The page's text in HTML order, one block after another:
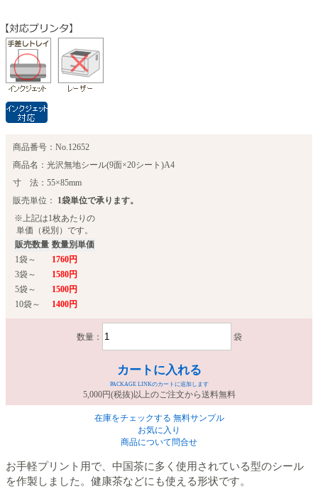
商品番号：No.12652
商品名：光沢無地シール(9面×20シート)A4
寸 法：55×85mm
販売単位：
1袋単位で承ります。
※上記は1枚あたりの
単価（税別）です。
販売数量 数量別単価
1袋～
1760円
3袋～
1580円
5袋～
1500円
10袋～
1400円
数量： 袋
カートに入れる
PACKAGE LINKのカートに追加します
5,000円(税抜)以上のご注文から送料無料
在庫をチェックする 無料サンプル
お気に入り
商品について問合せ
お手軽プリント用で、中国茶に多く使用されている型のシール
を作製しました。健康茶などにも使える形状です。